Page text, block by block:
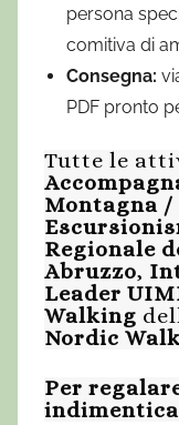
persona
comitiva di
Consegna:
PDF pronto
Tutte le
Montagna
Regionale
Abruzzo,
Leader
Walking
Nordic
Per